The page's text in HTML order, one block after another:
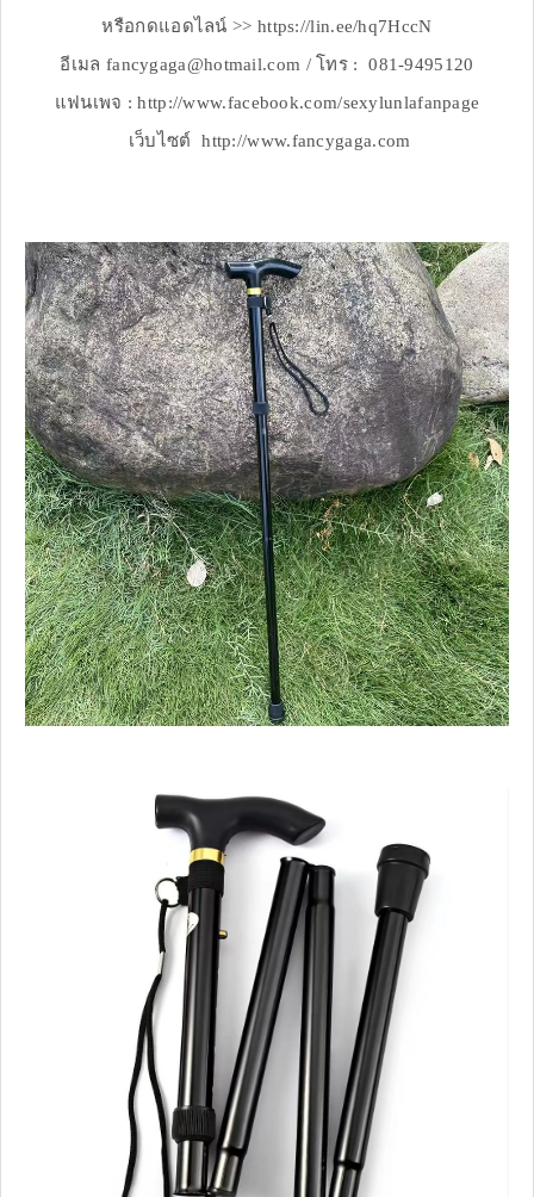
หรือกดแอดไลน์ >> https://lin.ee/hq7HccN
อีเมล fancygaga@hotmail.com / โทร : 081-9495120
แฟนเพจ : http://www.facebook.com/sexylunlafanpage
เว็บไซต์ http://www.fancygaga.com